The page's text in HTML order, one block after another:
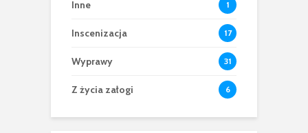
Inne 1
Inscenizacja 17
Wyprawy 31
Z życia załogi 6